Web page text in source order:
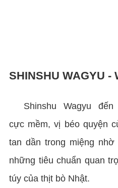
SHINSHU WAGYU -
Shinshu Wagyu
cực mềm, vị béo quyện
tan dần trong miệng
những tiêu chuẩn quan
túy của thịt bò Nhật.